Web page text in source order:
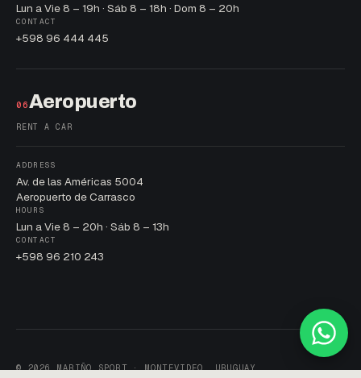
Lun a Vie 8 – 19h · Sáb 8 – 18h · Dom 8 – 20h
CONTACT
+598 96 444 445
06Aeropuerto
RENT A CAR
ADDRESS
Av. de las Américas 5004
Aeropuerto de Carrasco
HOURS
Lun a Vie 8 – 20h · Sáb 8 – 13h
CONTACT
+598 96 210 243
© 2026 MARIÑO SPORT · MONTEVIDEO, URUGUAY